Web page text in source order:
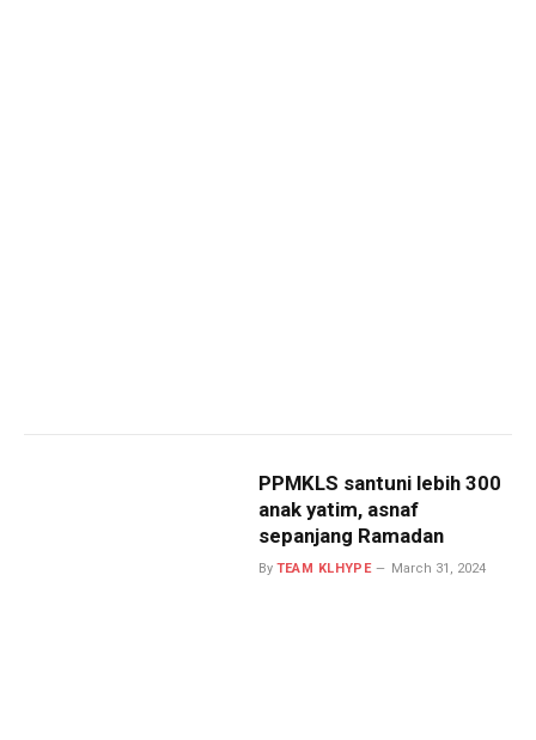
PPMKLS santuni lebih 300
anak yatim, asnaf
sepanjang Ramadan
By TEAM KLHYPE March 31, 2024